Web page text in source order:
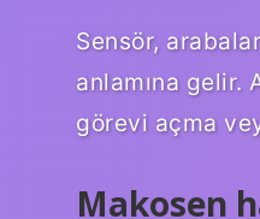
Sensör,
anlamına gelir.
görevi açma
Makosen